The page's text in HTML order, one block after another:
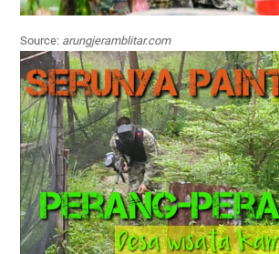
Source: arungjeramblitar.com